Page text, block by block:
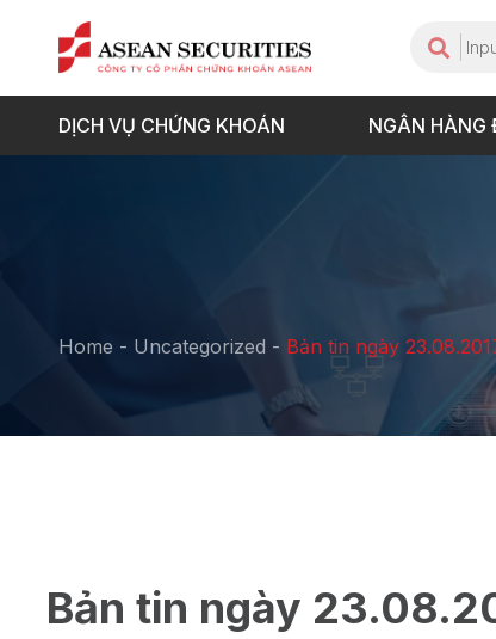
DỊCH VỤ CHỨNG KHOÁN NGÂN HÀNG
Home - Uncategorized - Bản tin ngày
Bản tin ngày